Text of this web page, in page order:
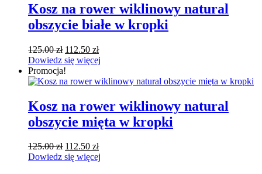
Kosz na rower wiklinowy natural
obszycie białe w kropki
125.00zł Pierwotna
cena
wynosiła:
125.00 zł.
112.50 złAktualna
cena
112.50 zł.
Dowiedz się więcej
Promocja!
Kosz na rower wiklinowy natural
obszycie mięta w kropki
125.00zł Pierwotna
cena
112.50 złAktualna
cena
Dowiedz się więcej